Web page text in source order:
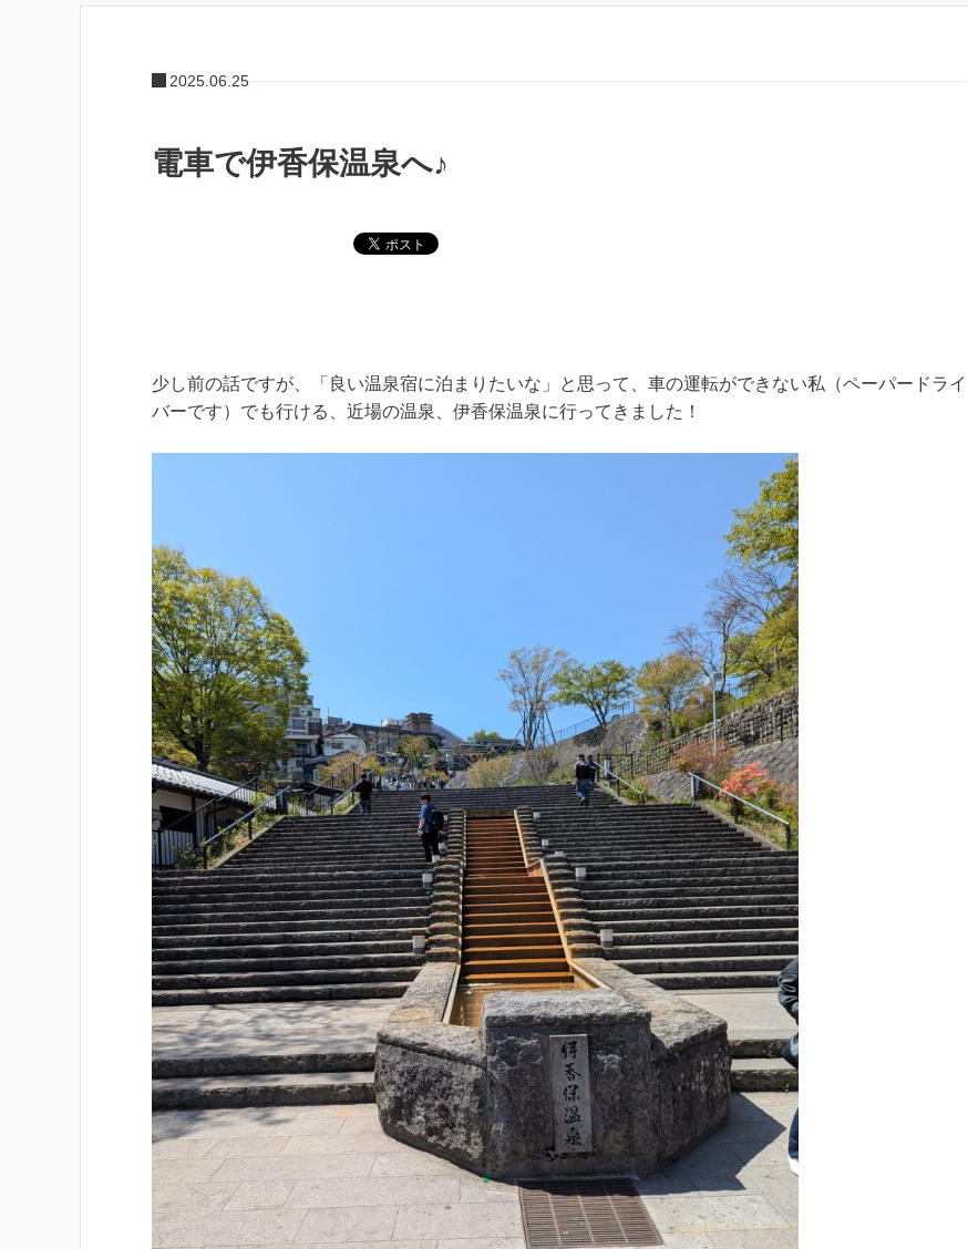
2025.06.25
電車で伊香保温泉へ♪
少し前の話ですが、「良い温泉宿に泊まりたいな」と思って、車の運転ができない私（ペーパードライ
バーです）でも行ける、近場の温泉、伊香保温泉に行ってきました！